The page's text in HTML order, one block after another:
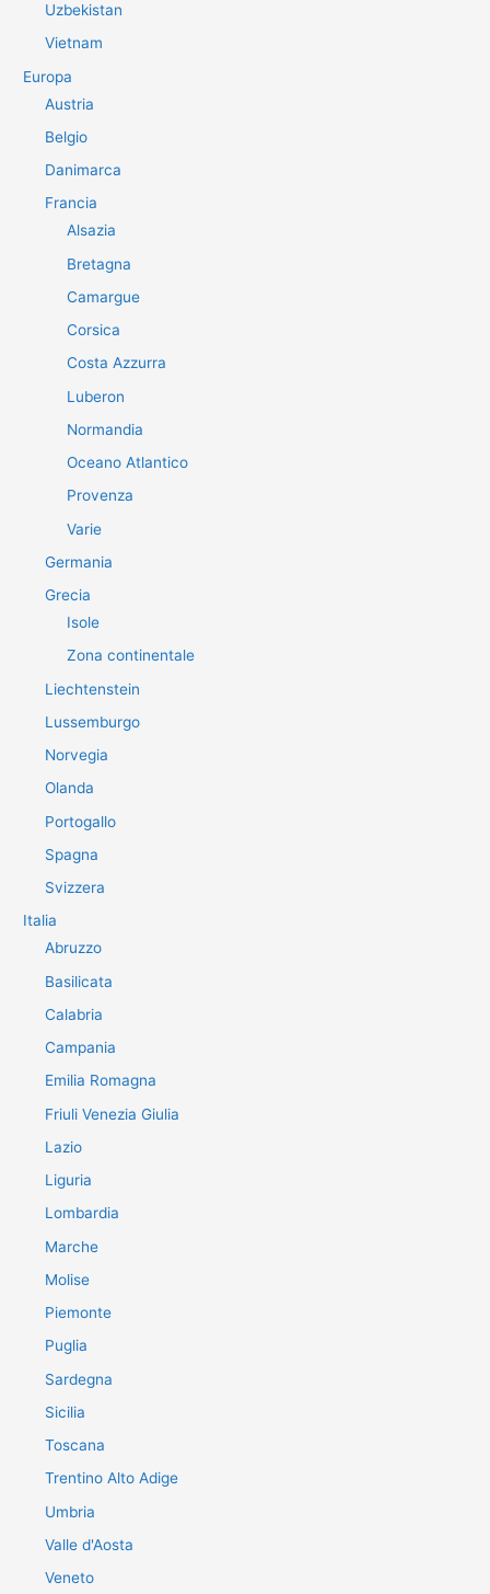
Uzbekistan
Vietnam
Europa
Austria
Belgio
Danimarca
Francia
Alsazia
Bretagna
Camargue
Corsica
Costa Azzurra
Luberon
Normandia
Oceano Atlantico
Provenza
Varie
Germania
Grecia
Isole
Zona continentale
Liechtenstein
Lussemburgo
Norvegia
Olanda
Portogallo
Spagna
Svizzera
Italia
Abruzzo
Basilicata
Calabria
Campania
Emilia Romagna
Friuli Venezia Giulia
Lazio
Liguria
Lombardia
Marche
Molise
Piemonte
Puglia
Sardegna
Sicilia
Toscana
Trentino Alto Adige
Umbria
Valle d'Aosta
Veneto